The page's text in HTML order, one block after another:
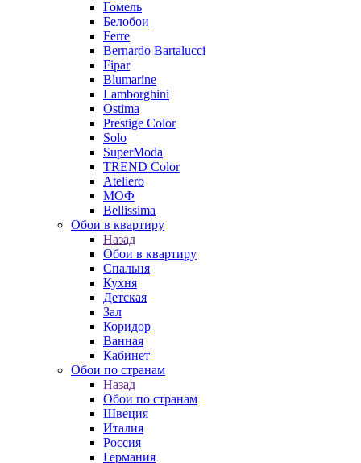
Гомель
Белобои
Ferre
Bernardo Bartalucci
Fipar
Blumarine
Lamborghini
Ostima
Prestige Color
Solo
SuperModa
TREND Color
Ateliero
МОФ
Bellissima
Обои в квартиру
Назад
Обои в квартиру
Спальня
Кухня
Детская
Зал
Коридор
Ванная
Кабинет
Обои по странам
Назад
Обои по странам
Швеция
Италия
Россия
Германия